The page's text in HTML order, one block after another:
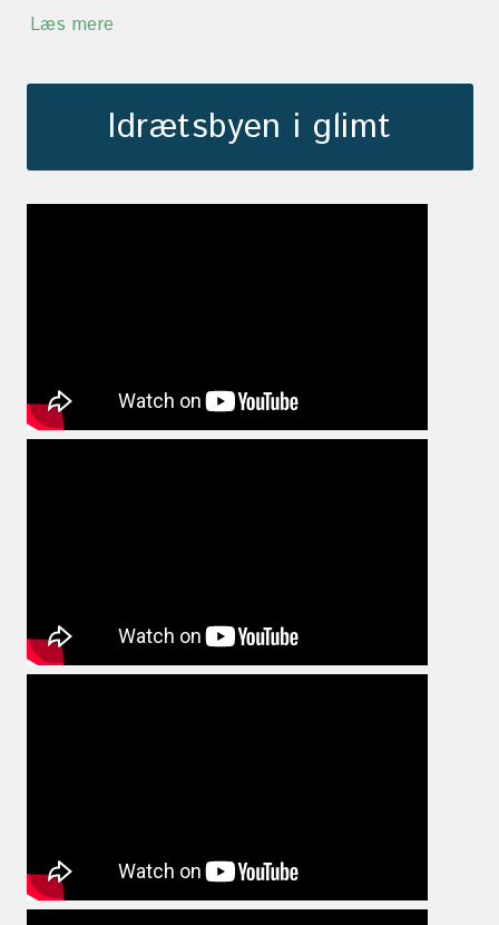
Læs mere
Idrætsbyen i glimt